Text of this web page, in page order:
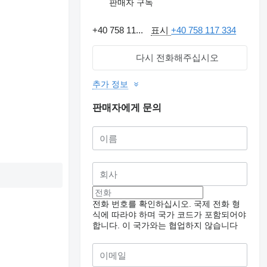
판매자 구독
+40 758 11... 표시+40 758 117 334
다시 전화해주십시오
추가 정보
판매자에게 문의
전화 번호를 확인하십시오. 국제 전화 형
식에 따라야 하며 국가 코드가 포함되어야
합니다. 이 국가와는 협업하지 않습니다